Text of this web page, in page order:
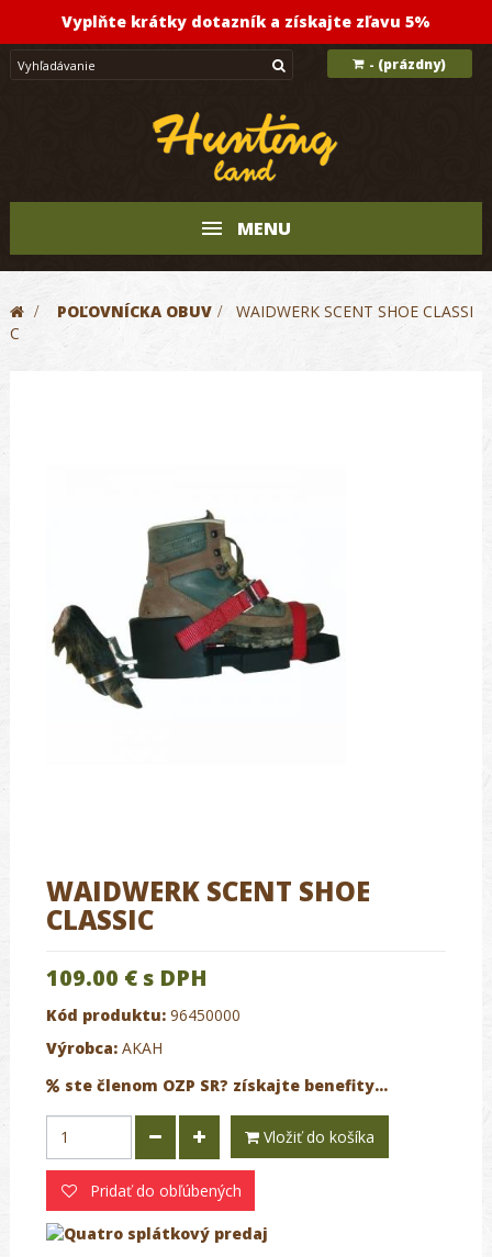
Vyplňte krátky dotazník a získajte zľavu 5%
- (prázdny)
MENU
> POĽOVNÍCKA OBUV >
WAIDWERK SCENT SHOE CLASSI
C
WAIDWERK SCENT SHOE
CLASSIC
109.00 € s DPH
Kód produktu: 96450000
Výrobca: AKAH
ste členom OZP SR? získajte benefity...
Vložiť do košíka
Pridať do obľúbených